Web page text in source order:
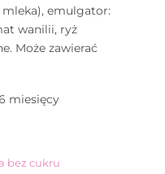
mleka), emulgator:
wanilii, ryż
Może zawierać
miesięcy
bez cukru